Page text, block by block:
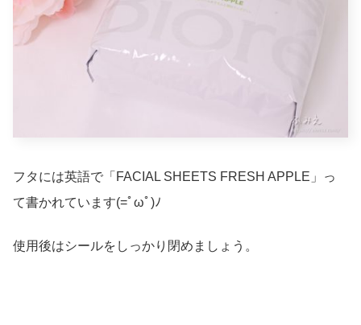
フタには英語で「FACIAL SHEETS FRESH APPLE」っ
て書かれています(=ﾟωﾟ)ﾉ
使用後はシールをしっかり閉めましょう。